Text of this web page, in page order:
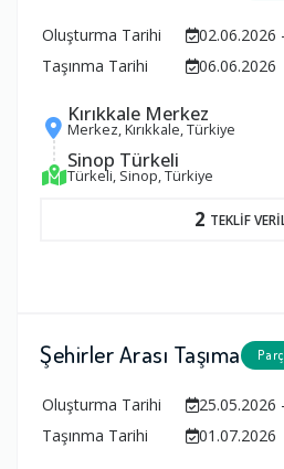
Oluşturma Tarihi
02.06.2026
Taşınma Tarihi
06.06.2026
Kırıkkale Merkez
Merkez, Kırıkkale, Türkiye
Sinop Türkeli
Türkeli, Sinop, Türkiye
2 TEKLİF
Şehirler Arası Taşıma
Oluşturma Tarihi
25.05.2026
Taşınma Tarihi
01.07.2026